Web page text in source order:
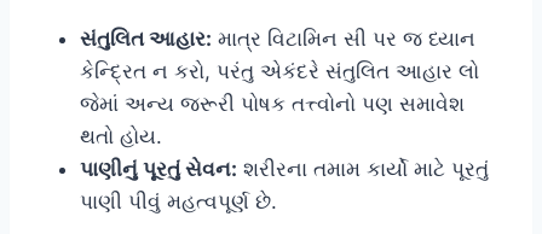
સંતુલિત આહાર: માત્ર વિટામિન સી પર જ ધ્યાન
કેન્દ્રિત ન કરો, પરંતુ એકંદરે સંતુલિત આહાર લો
જેમાં અન્ય જરૂરી પોષક તત્ત્વોનો પણ સમાવેશ
થતો હોય.
પાણીનું પૂરતું સેવન: શરીરના તમામ કાર્યો માટે પૂરતું
પાણી પીવું મહત્વપૂર્ણ છે.